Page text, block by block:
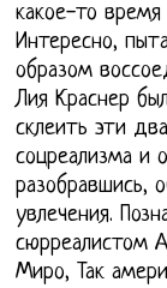
какое-то
Интересно,
образом
Лия Краснер
склеить эти
соцреализма и
разобравшись,
увлечения.
сюрреалистом
Миро, Так